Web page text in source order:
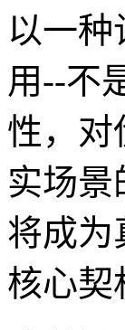
以一
用--不
性，对
实场景
将成为
核心契